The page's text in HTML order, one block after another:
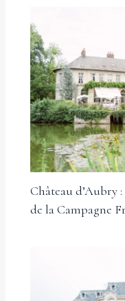
Château d’Aubry
de la Campagne